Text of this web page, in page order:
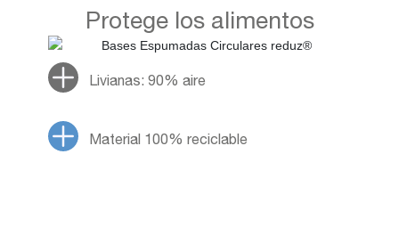
Protege los alimentos
Livianas: 90% aire
Material 100% reciclable